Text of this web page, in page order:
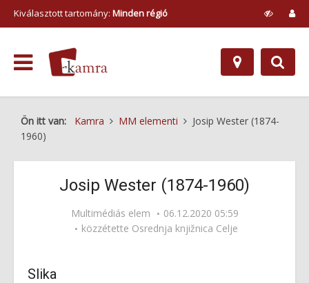
Kiválasztott tartomány: Minden régió
Ön itt van: Kamra MM elementi
Josip Wester (1874-
1960)
Josip Wester (1874-1960)
Multimédiás elem
06.12.2020 05:59
közzétette Osrednja knjižnica Celje
Slika